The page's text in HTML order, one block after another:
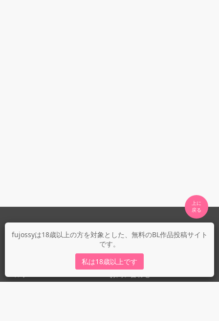
fujossyは18歳以上の方を対象とした、無料のBL作品投稿サイト
です。
私は18歳以上です
上に
fujossyについて
fujossy運営ブログ